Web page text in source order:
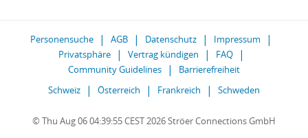
Personensuche AGB Datenschutz
Impressum
Privatsphäre
Vertrag kündigen
FAQ
Community Guidelines
Barrierefreiheit
Schweiz
Österreich Frankreich Schweden
© Thu Aug 06 04:39:55 CEST 2026 Ströer Connections GmbH